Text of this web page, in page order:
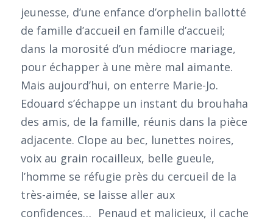
jeunesse, d’une enfance d’orphelin ballotté
de famille d’accueil en famille d’accueil;
dans la morosité d’un médiocre mariage,
pour échapper à une mère mal aimante.
Mais aujourd’hui, on enterre Marie-Jo.
Edouard s’échappe un instant du brouhaha
des amis, de la famille, réunis dans la pièce
adjacente. Clope au bec, lunettes noires,
voix au grain rocailleux, belle gueule,
l’homme se réfugie près du cercueil de la
très-aimée, se laisse aller aux
confidences… Penaud et malicieux, il cache